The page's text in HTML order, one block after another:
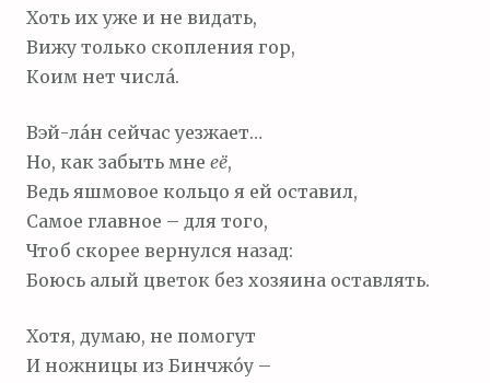
Хоть их уже и не видать,
Вижу только скопления гор,
Коим нет числа́.
Вэй-ла́н сейчас уезжает…
Но, как забыть мне её,
Ведь яшмовое кольцо я ей оставил,
Самое главное – для того,
Чтоб скорее вернулся назад:
Боюсь алый цветок без хозяина оставлять.
Хотя, думаю, не помогут
И ножницы из Бинчжо́у –